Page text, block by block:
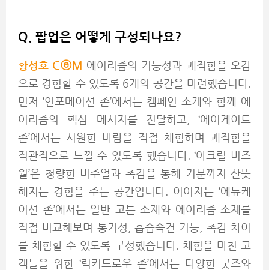
Q. 팝업은 어떻게 구성되나요?
황성호 CⓔM 에어리즘의 기능성과 쾌적함을 오감
으로 경험할 수 있도록 6개의 공간을 마련했습니다.
먼저 ‘인포메이션 존’에서는 캠페인 소개와 함께 에
어리즘의 핵심 메시지를 전달하고, ‘에어게이트
존’에서는 시원한 바람을 직접 체험하며 쾌적함을
직관적으로 느낄 수 있도록 했습니다.‘아크릴 비즈
월’은 청량한 비주얼과 촉감을 통해 기분까지 산뜻
해지는 경험을 주는 공간입니다. 이어지는 ‘에듀케
이션 존’에서는 일반 코튼 소재와 에어리즘 소재를
직접 비교해보며 통기성, 흡습속건 기능, 촉감 차이
를 체험할 수 있도록 구성했습니다. 체험을 마친 고
객들을 위한 ‘럭키드로우 존’에서는 다양한 굿즈와